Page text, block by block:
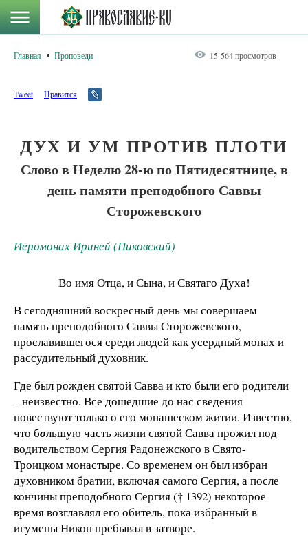
Главная Проповеди 15 564 просмотров
Tweet Нравится
ДУХ И УМ ПРОТИВ ПЛОТИ
Слово в Неделю 28-ю по Пятидесятнице, в
день памяти преподобного Саввы
Сторожевского
Иеромонах Ириней (Пиковский)
Во имя Отца, и Сына, и Святаго Духа!
В сегодняшний воскресный день мы совершаем
память преподобного Саввы Сторожевского,
прославившегося среди людей как усердный монах и
рассудительный духовник.
Где был рожден святой Савва и кто были его родители
– неизвестно. Все дошедшие до нас сведения
повествуют только о его монашеском житии. Известно,
что большую часть жизни святой Савва прожил под
водительством Сергия Радонежского в Свято-
Троицком монастыре. Со временем он был избран
духовником братии, включая самого Сергия, а после
кончины преподобного Сергия († 1392) некоторое
время возглавлял его обитель, пока избранный в
игумены Никон пребывал в затворе.